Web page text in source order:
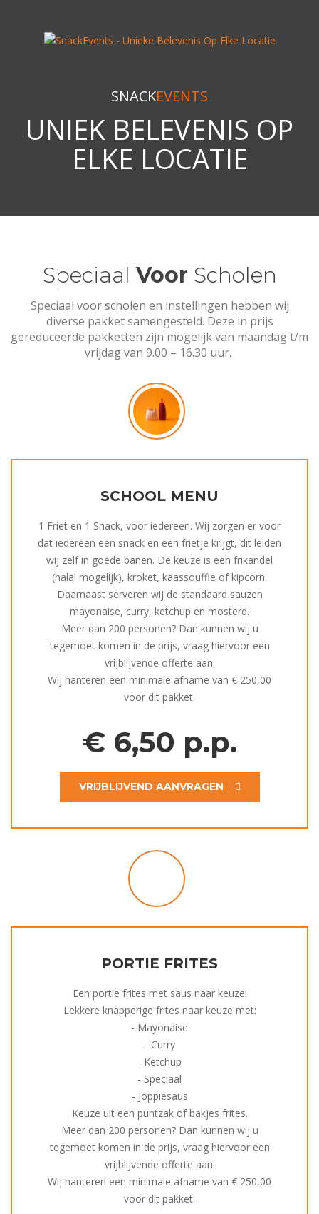
SNACKEVENTS
UNIEK BELEVENIS OP
ELKE LOCATIE
Speciaal Voor Scholen
Speciaal voor scholen en instellingen hebben wij
diverse pakket samengesteld. Deze in prijs
gereduceerde pakketten zijn mogelijk van maandag t/m
vrijdag van 9.00 – 16.30 uur.
SCHOOL MENU
1 Friet en 1 Snack, voor iedereen. Wij zorgen er voor
dat iedereen een snack en een frietje krijgt, dit leiden
wij zelf in goede banen. De keuze is een frikandel
(halal mogelijk), kroket, kaassouffle of kipcorn.
Daarnaast serveren wij de standaard sauzen
mayonaise, curry, ketchup en mosterd.
Meer dan 200 personen? Dan kunnen wij u
tegemoet komen in de prijs, vraag hiervoor een
vrijblijvende offerte aan.
Wij hanteren een minimale afname van € 250,00
voor dit pakket.
€ 6,50 p.p.
VRIJBLIJVEND AANVRAGEN
PORTIE FRITES
Een portie frites met saus naar keuze!
Lekkere knapperige frites naar keuze met:
- Mayonaise
- Curry
- Ketchup
- Speciaal
- Joppiesaus
Keuze uit een puntzak of bakjes frites.
Meer dan 200 personen? Dan kunnen wij u
tegemoet komen in de prijs, vraag hiervoor een
vrijblijvende offerte aan.
Wij hanteren een minimale afname van € 250,00
voor dit pakket.